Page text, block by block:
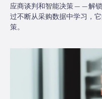
应商谈判和智能决策——解锁
过不断从采购数据中学习，
策。